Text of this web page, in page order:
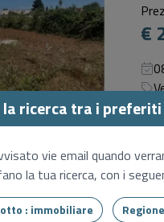
€
€
la ricerca tra i preferiti
vie email quando
la tua ricerca, con i
Tipo lotto : immobiliare